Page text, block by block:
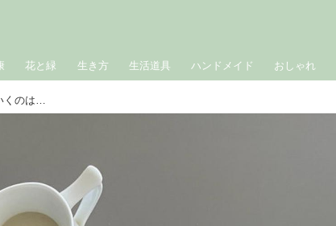
花と緑 生き方 生活道具 ハンドメイド おしゃれ
飼いねこの入院で見直した「歳の重ね方」変わっていくのは人も猫もいっしょ｜広瀬裕子の60歳からの衣食住健